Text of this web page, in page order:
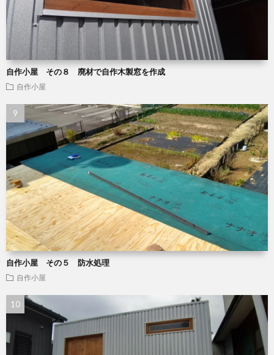
自作小屋 その８ 廃材で自作木製窓を作成
自作小屋
自作小屋 その５ 防水処理
自作小屋